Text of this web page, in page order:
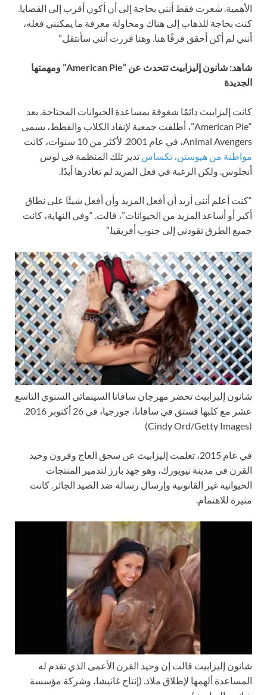
الأهمية. شعرت فقط أنني بحاجة إلى أن أكون أقرب إلى القضايا.
كنت بحاجة للذهاب إلى هناك ومحاولة معرفة ما يمكنني فعله،
أنني لم أكن أحقق فرقًا هنا. وهنا قررت أنني سأنتقل.”
شاهد: شانون إليزابيث تتحدث عن “American Pie” ومهمتها
الجديدة
كانت إليزابيث دائمًا شغوفة بمساعدة الحيوانات المحتاجة. بعد
“American Pie”، أطلقت جمعية لإنقاذ الكلاب والقطط، يسمى
Animal Avengers، في عام 2001. لأكثر من 10 سنوات، كانت
مواطنة من هيوستن، تكساس تدير تلك المنظمة في لوس
أنجلوس. ولكن الرغبة في فعل المزيد لم تغادرها أبدًا.
“كنت أعلم أنني أريد أن أفعل المزيد وأن أفعل شيئًا على نطاق
أكبر أو أساعد المزيد من الحيوانات”، قالت. “وفي النهاية، كانت
جميع الطرق تقودني إلى جنوب أفريقيا.”
شانون إليزابيث تحضر مهرجان سافانا السينمائي السنوي التاسع
عشر مع كلبها فستق في سافانا، جورجيا، في 26 أكتوبر 2016.
(Cindy Ord/Getty Images)
في عام 2015، تعلمت إليزابيث عن سحق العاج وقرون وحيد
القرن في مدينة نيويورك، وهو جهد بارز لتدمير المنتجات
الحيوانية غير القانونية وإرسال رسالة ضد الصيد الجائر. كانت
مثيرة للاهتمام.
شانون إليزابيث قالت إن وحيد القرن الأعمى الذي تقدم له
المساعدة ألهمها لإطلاق ملاذ. (إنتاج غانيشا، وشركة مؤسسة